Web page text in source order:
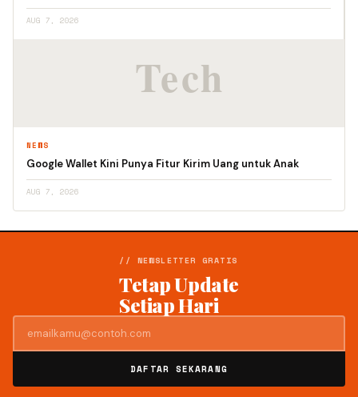
AUG 7, 2026
NEWS
Google Wallet Kini Punya Fitur Kirim Uang untuk Anak
AUG 7, 2026
// NEWSLETTER GRATIS
Tetap Update
Setiap Hari
DAFTAR SEKARANG